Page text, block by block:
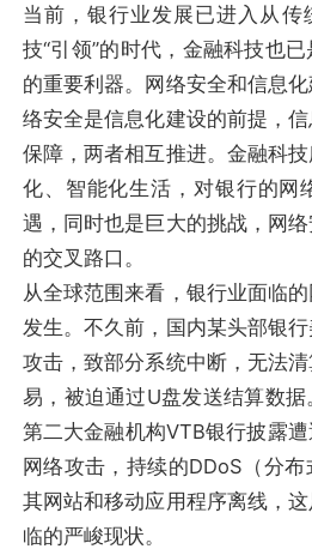
当前，银行业发展已进入从传
技“引领”的时代，金融科技也
的重要利器。网络安全和信息
络安全是信息化建设的前提，
保障，两者相互推进。金融科
化、智能化生活，对银行的网
遇，同时也是巨大的挑战，网
的交叉路口。
从全球范围来看，银行业面临
发生。不久前，国内某头部银
攻击，致部分系统中断，无法
易，被迫通过U盘发送结算数
第二大金融机构VTB银行披露
网络攻击，持续的DDoS（分
其网站和移动应用程序离线，
临的严峻现状。